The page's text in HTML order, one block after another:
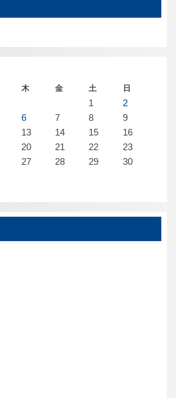
木 金 土 日
1
2
6 7 8
9
13 14 15
16
20 21 22
23
27 28 29
30